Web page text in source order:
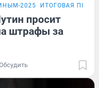
2025 ИТОГОВАЯ
просит
штрафы за